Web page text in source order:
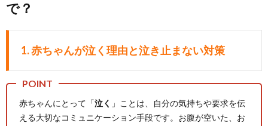
で？
1. 赤ちゃんが泣く理由と泣き止まない対策
赤ちゃんにとって「泣く 」ことは、自分の気持ちや要求を伝
える大切なコミュニケーション手段です。お腹が空いた、お